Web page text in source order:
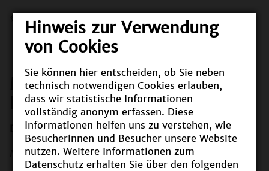
Hinweis zur Verwendung
von Cookies
Sie können hier entscheiden, ob Sie neben
technisch notwendigen Cookies erlauben,
dass wir statistische Informationen
vollständig anonym erfassen. Diese
Informationen helfen uns zu verstehen, wie
Besucherinnen und Besucher unsere Website
nutzen. Weitere Informationen zum
Datenschutz erhalten Sie über den folgenden
Mitglieder der Nationalen
Plattform BNE
Datum 01.06.2026
Mitgliederliste der Nationalen Plattform BNE